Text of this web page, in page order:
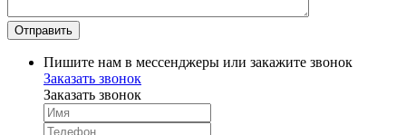
Пишите нам в мессенджеры или закажите звонок
Заказать звонок
Заказать звонок